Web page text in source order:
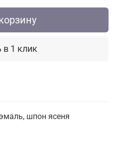
в 1 клик
шпон ясеня